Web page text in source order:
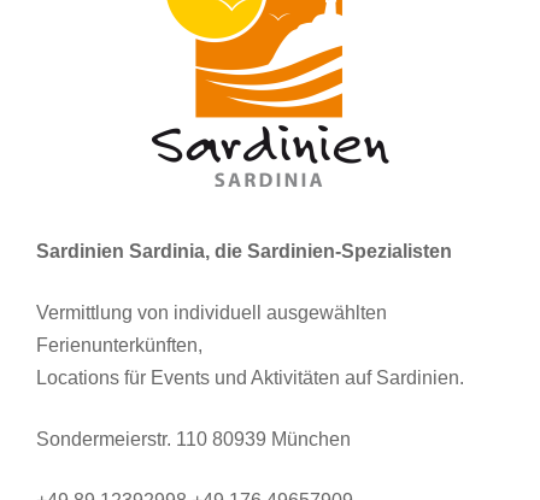
Sardinien Sardinia, die Sardinien-Spezialisten
Vermittlung von individuell ausgewählten
Ferienunterkünften,
Locations für Events und Aktivitäten auf Sardinien.
Sondermeierstr. 110 80939 München